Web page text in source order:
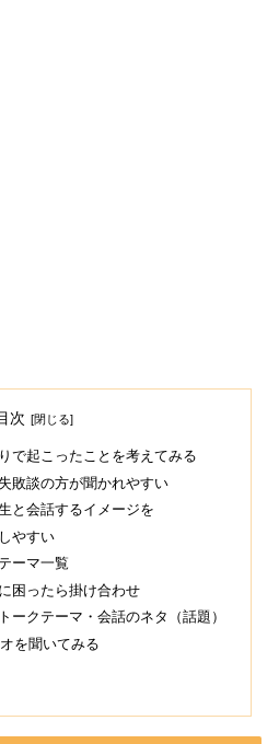
次
で起こったことを考えてみる
敗談の方が聞かれやすい
と会話するイメージを
やすい
ーマ一覧
困ったら掛け合わせ
ークテーマ・会話のネタ（話題）
を聞いてみる